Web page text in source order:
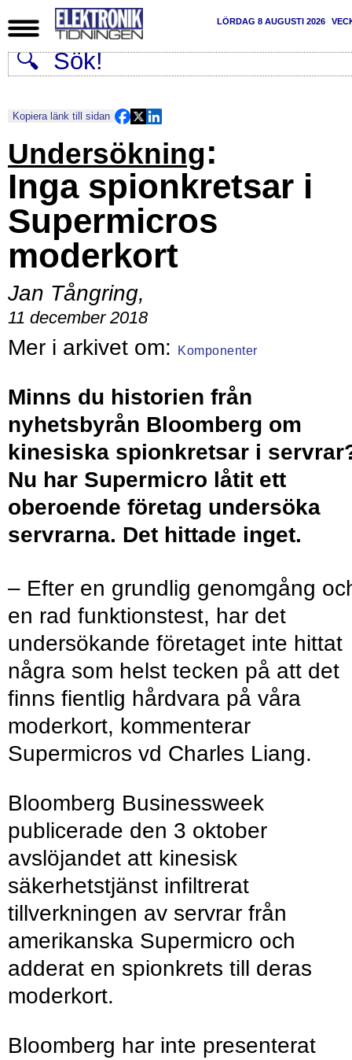
LÖRDAG 8 AUGUSTI 2026
Kopiera länk till sidan
Undersökning:
Inga spionkretsar i
Supermicros
moderkort
Jan Tångring,
11 december 2018
Komponenter
Minns du historien från
nyhetsbyrån Bloomberg om
kinesiska spionkretsar i
Nu har Supermicro låtit ett
oberoende företag undersöka
servrarna. Det hittade inget.
– Efter en grundlig genomgång
en rad funktionstest, har det
undersökande företaget inte hittat
några som helst tecken på att det
finns fientlig hårdvara på våra
moderkort, kommenterar
Supermicros vd Charles Liang.
Bloomberg Businessweek
publicerade den 3 oktober
avslöjandet att kinesisk
säkerhetstjänst infiltrerat
tillverkningen av servrar från
amerikanska Supermicro och
adderat en spionkrets till deras
moderkort.
Bloomberg har inte presenterat